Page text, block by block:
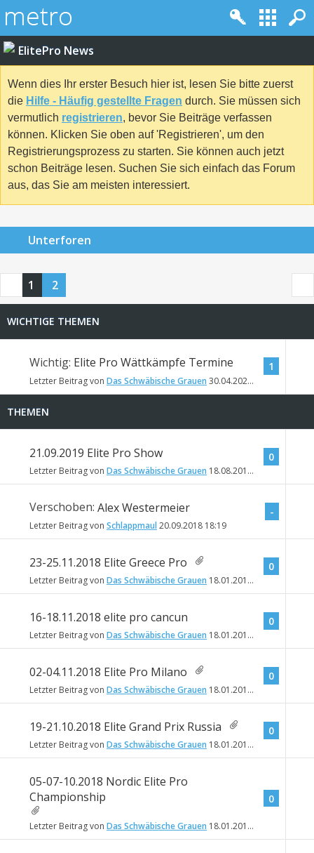
ElitePro News
Wenn dies Ihr erster Besuch hier ist, lesen Sie bitte zuerst
die Hilfe - Häufig gestellte Fragen durch. Sie müssen sich
vermutlich registrieren, bevor Sie Beiträge verfassen
können. Klicken Sie oben auf 'Registrieren', um den
Registrierungsprozess zu starten. Sie können auch jetzt
schon Beiträge lesen. Suchen Sie sich einfach das Forum
aus, das Sie am meisten interessiert.
Unterforen
1 2
WICHTIGE THEMEN
Wichtig: Elite Pro Wättkämpfe Termine
Letzter Beitrag von Das Schwäbische Grauen 30.04.2023
1
THEMEN
21.09.2019 Elite Pro Show
Letzter Beitrag von Das Schwäbische Grauen 18.08.2019
0
Verschoben: Alex Westermeier
Letzter Beitrag von Schlappmaul20.09.2018 18:19
-
23-25.11.2018 Elite Greece Pro
Letzter Beitrag von Das Schwäbische Grauen 18.01.2018
0
16-18.11.2018 elite pro cancun
Letzter Beitrag von Das Schwäbische Grauen 18.01.2018
0
02-04.11.2018 Elite Pro Milano
Letzter Beitrag von Das Schwäbische Grauen 18.01.2018
0
19-21.10.2018 Elite Grand Prix Russia
Letzter Beitrag von Das Schwäbische Grauen 18.01.2018
0
05-07-10.2018 Nordic Elite Pro
Championship
Letzter Beitrag von Das Schwäbische Grauen 18.01.2018
0